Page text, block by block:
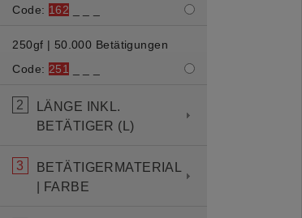
Code: 162
250gf | 50.000 Betätigungen
Code: 251
2
LÄNGE INKL.
BETÄTIGER (L)
3
BETÄTIGERMATERIAL
| FARBE